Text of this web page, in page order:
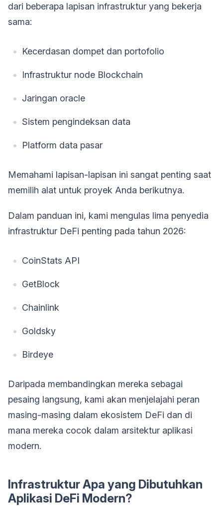
dari beberapa lapisan infrastruktur yang bekerja
sama:
Kecerdasan dompet dan portofolio
Infrastruktur node Blockchain
Jaringan oracle
Sistem pengindeksan data
Platform data pasar
Memahami lapisan-lapisan ini sangat penting saat
memilih alat untuk proyek Anda berikutnya.
Dalam panduan ini, kami mengulas lima penyedia
infrastruktur DeFi penting pada tahun 2026:
CoinStats API
GetBlock
Chainlink
Goldsky
Birdeye
Daripada membandingkan mereka sebagai
pesaing langsung, kami akan menjelajahi peran
masing-masing dalam ekosistem DeFi dan di
mana mereka cocok dalam arsitektur aplikasi
modern.
Infrastruktur Apa yang Dibutuhkan
Aplikasi DeFi Modern?